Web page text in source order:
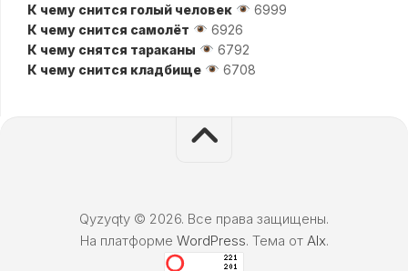
К чему снится голый человек
6999
К чему снится самолёт
6926
К чему снятся тараканы
6792
К чему снится кладбище
6708
Qyzyqty © 2026. Все права защищены.
На платформе WordPress. Тема от Alx.